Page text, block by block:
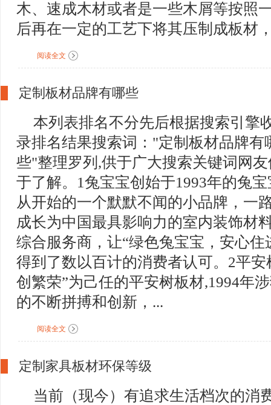
木、速成木材或者是一些木屑等按照
后再在一定的工艺下将其压制成板材
阅读全文
定制板材品牌有哪些
本列表排名不分先后根据搜索引擎
录排名结果搜索词："定制板材品牌有
些"整理罗列,供于广大搜索关键词网
于了解。1兔宝宝创始于1993年的兔宝
从开始的一个默默不闻的小品牌，一
成长为中国最具影响力的室内装饰材
综合服务商，让“绿色兔宝宝，安心
得到了数以百计的消费者认可。2平
创繁荣”为己任的平安树板材,1994年
的不断拼搏和创新，...
阅读全文
定制家具板材环保等级
当前（现今）有追求生活档次的消